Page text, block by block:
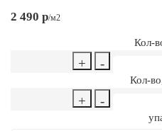
2 490 р/м2
Кол-
+ -
Кол-
+ -